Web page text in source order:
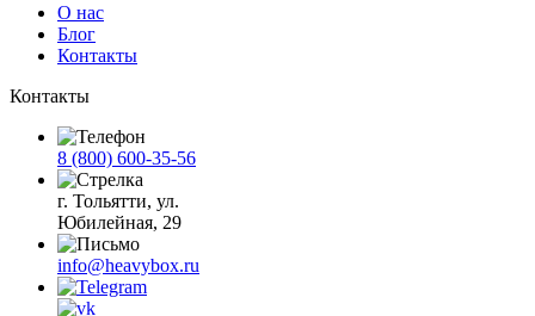
О нас
Блог
Контакты
Контакты
8 (800) 600-35-56
г. Тольятти, ул.
Юбилейная, 29
info@heavybox.ru